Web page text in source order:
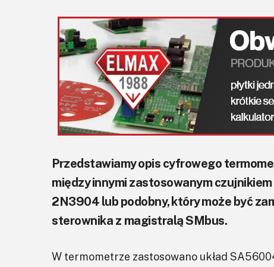
Przedstawiamy opis cyfrowego
między innymi zastosowanym
2N3904 lub podobny, który może być
sterownika z magistralą SMbus.
W termometrze zastosowano układ